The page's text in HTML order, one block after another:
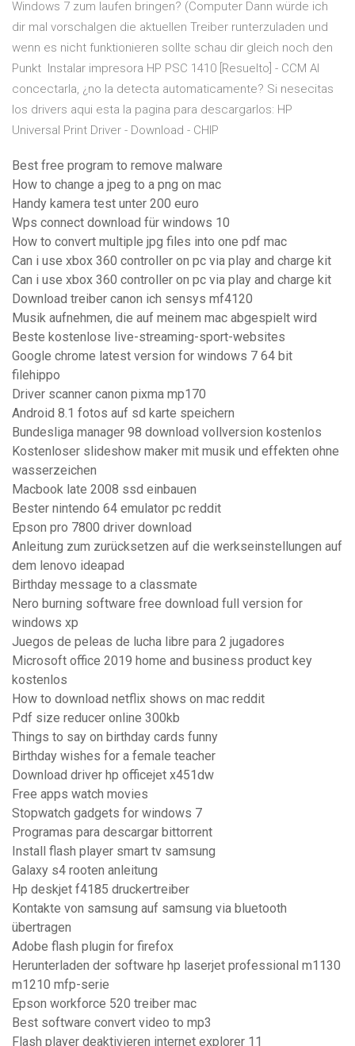
Windows 7 zum laufen bringen? (Computer Dann würde ich
dir mal vorschalgen die aktuellen Treiber runterzuladen und
wenn es nicht funktionieren sollte schau dir gleich noch den
Punkt Instalar impresora HP PSC 1410 [Resuelto] - CCM Al
concectarla, ¿no la detecta automaticamente? Si nesecitas
los drivers aqui esta la pagina para descargarlos: HP
Universal Print Driver - Download - CHIP
Best free program to remove malware
How to change a jpeg to a png on mac
Handy kamera test unter 200 euro
Wps connect download für windows 10
How to convert multiple jpg files into one pdf mac
Can i use xbox 360 controller on pc via play and charge kit
Can i use xbox 360 controller on pc via play and charge kit
Download treiber canon ich sensys mf4120
Musik aufnehmen, die auf meinem mac abgespielt wird
Beste kostenlose live-streaming-sport-websites
Google chrome latest version for windows 7 64 bit
filehippo
Driver scanner canon pixma mp170
Android 8.1 fotos auf sd karte speichern
Bundesliga manager 98 download vollversion kostenlos
Kostenloser slideshow maker mit musik und effekten ohne
wasserzeichen
Macbook late 2008 ssd einbauen
Bester nintendo 64 emulator pc reddit
Epson pro 7800 driver download
Anleitung zum zurücksetzen auf die werkseinstellungen auf
dem lenovo ideapad
Birthday message to a classmate
Nero burning software free download full version for
windows xp
Juegos de peleas de lucha libre para 2 jugadores
Microsoft office 2019 home and business product key
kostenlos
How to download netflix shows on mac reddit
Pdf size reducer online 300kb
Things to say on birthday cards funny
Birthday wishes for a female teacher
Download driver hp officejet x451dw
Free apps watch movies
Stopwatch gadgets for windows 7
Programas para descargar bittorrent
Install flash player smart tv samsung
Galaxy s4 rooten anleitung
Hp deskjet f4185 druckertreiber
Kontakte von samsung auf samsung via bluetooth
übertragen
Adobe flash plugin for firefox
Herunterladen der software hp laserjet professional m1130
m1210 mfp-serie
Epson workforce 520 treiber mac
Best software convert video to mp3
Flash player deaktivieren internet explorer 11